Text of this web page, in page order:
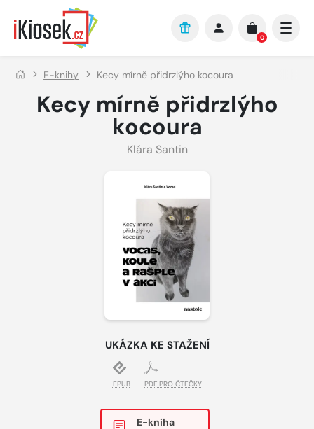
Přejít na hlavní obsah
0
E-knihy Kecy mírně přidrzlýho kocoura
Kecy mírně přidrzlýho
kocoura
Klára Santin
UKÁZKA KE STAŽENÍ
EPUB PDF PRO ČTEČKY
E-kniha